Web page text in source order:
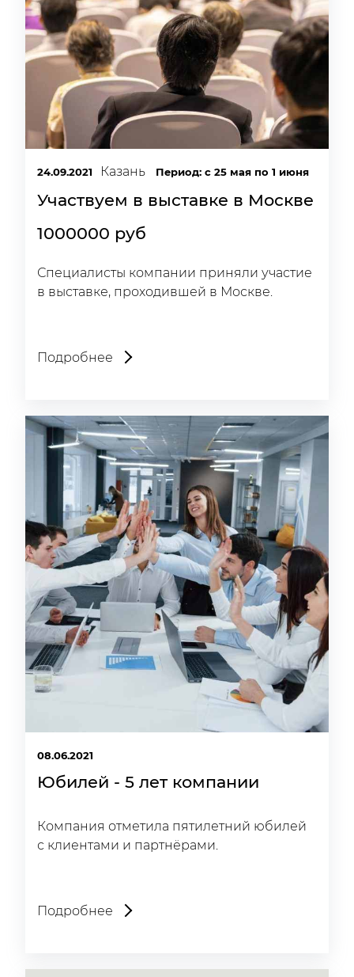
24.09.2021 Казань Период: c 25 мая по 1 июня
Участвуем в выставке в Москве
1000000 руб
Специалисты компании приняли участие
в выставке, проходившей в Москве.
Подробнее
08.06.2021
Юбилей - 5 лет компании
Компания отметила пятилетний юбилей
с клиентами и партнёрами.
Подробнее